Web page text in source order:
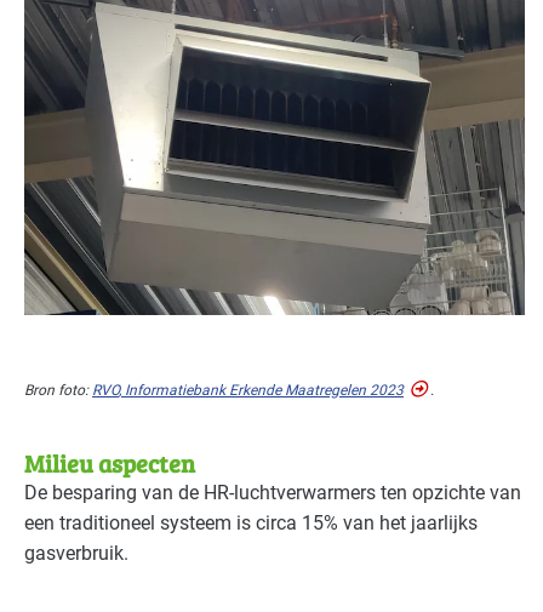
Bron foto: RVO, Informatiebank Erkende Maatregelen 2023 .
Milieu aspecten
De besparing van de HR-luchtverwarmers ten opzichte van
een traditioneel systeem is circa 15% van het jaarlijks
gasverbruik.